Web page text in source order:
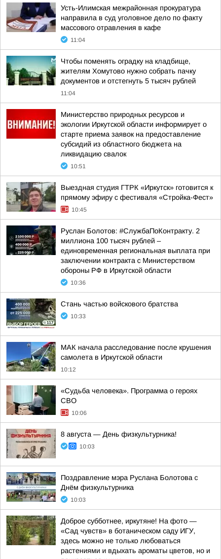
Усть-Илимская межрайонная прокуратура
направила в суд уголовное дело по факту
массового отравления в кафе
11:04
Чтобы поменять оградку на кладбище,
жителям Хомутово нужно собрать пачку
документов и отстегнуть 5 тысяч рублей
11:04
Министерство природных ресурсов и
экологии Иркутской области информирует о
старте приема заявок на предоставление
субсидий из областного бюджета на
ликвидацию свалок
10:51
Выездная студия ГТРК «Иркутск» готовится к
прямому эфиру с фестиваля «Стройка-Фест»
10:45
Руслан Болотов: #СлужбаПоКонтракту. 2
миллиона 100 тысяч рублей –
единовременная региональная выплата при
заключении контракта с Министерством
обороны РФ в Иркутской области
10:36
Стань частью войскового братства
10:33
МАК начала расследование после крушения
самолета в Иркутской области
10:12
«Судьба человека». Программа о героях
СВО
10:06
8 августа — День физкультурника!
10:03
Поздравление мэра Руслана Болотова с
Днём физкультурника
10:03
Доброе субботнее, иркутяне! На фото —
«Сад чувств» в ботаническом саду ИГУ,
здесь можно не только любоваться
растениями и вдыхать ароматы цветов, но и